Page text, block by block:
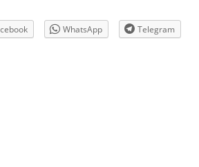
WhatsApp Telegram